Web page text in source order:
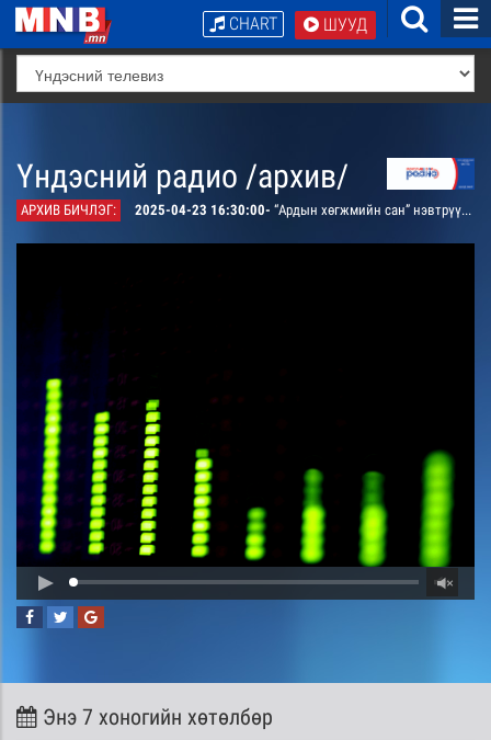
ШУУД
CHART
Үндэсний радио /архив/
АРХИВ БИЧЛЭГ: 2025-04-23 16:30:00- “Ардын хөгжмийн сан” нэвтрүүлэг.
Энэ 7 хоногийн хөтөлбөр